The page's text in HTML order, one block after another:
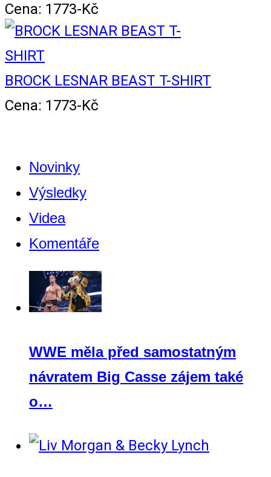
Cena: 1773-Kč
BROCK LESNAR BEAST T-SHIRT
Cena: 1773-Kč
Novinky
Výsledky
Videa
Komentáře
WWE měla před samostatným
návratem Big Casse zájem také
o…